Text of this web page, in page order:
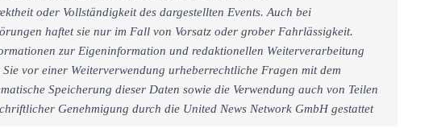
oder Vollständigkeit des dargestellten Events. Auch bei
haftet sie nur im Fall von Vorsatz oder grober Fahrlässigkeit.
zur Eigeninformation und redaktionellen Weiterverarbeitung
vor einer Weiterverwendung urheberrechtliche Fragen mit dem
Speicherung dieser Daten sowie die Verwendung auch von Teilen
Genehmigung durch die United News Network GmbH gestattet